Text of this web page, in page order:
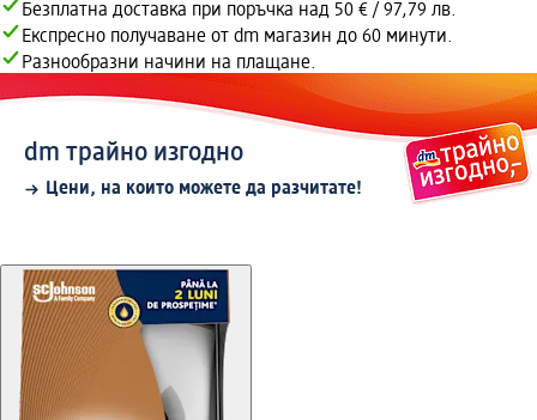
Безплатна доставка при поръчка над 50 € / 97,79 лв.
Експресно получаване от dm магазин до 60 минути.
Разнообразни начини на плащане.
dm трайно изгодно
Цени, на които можете да разчитате!